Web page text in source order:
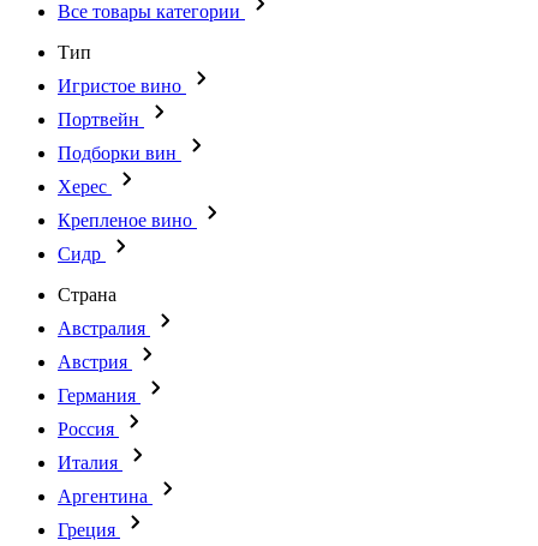
Все товары категории
Тип
Игристое вино
Портвейн
Подборки вин
Херес
Крепленое вино
Сидр
Страна
Австралия
Австрия
Германия
Россия
Италия
Аргентина
Греция